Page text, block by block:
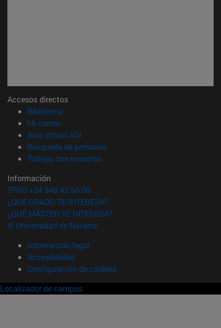
Accesos directos
Biblioteca
Mi correo(abre en nueva ventana)
Aula virtual ADI
Búsqueda de personas(abre en nueva ventana)
Trabaja con nosotros(abre en nueva ventana)
Información
TFNO +34 948 42 56 00
¿QUÉ GRADO TE INTERESA?
¿QUÉ MÁSTER TE INTERESA?
© Universidad de Navarra
Información legal
Accesibilidad
Configuración de cookies
Localizador de campus